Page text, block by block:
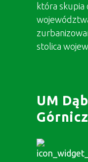
która skupia
stolica
UM